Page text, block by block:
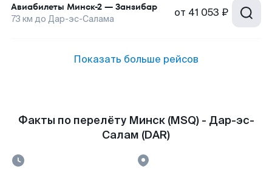
Авиабилеты Минск-2 — Занзибар
73 км до Дар-эс-Салама от 41 053 ₽
Показать больше рейсов
Факты по перелёту Минск (MSQ) - Дар-эс-
Салам (DAR)